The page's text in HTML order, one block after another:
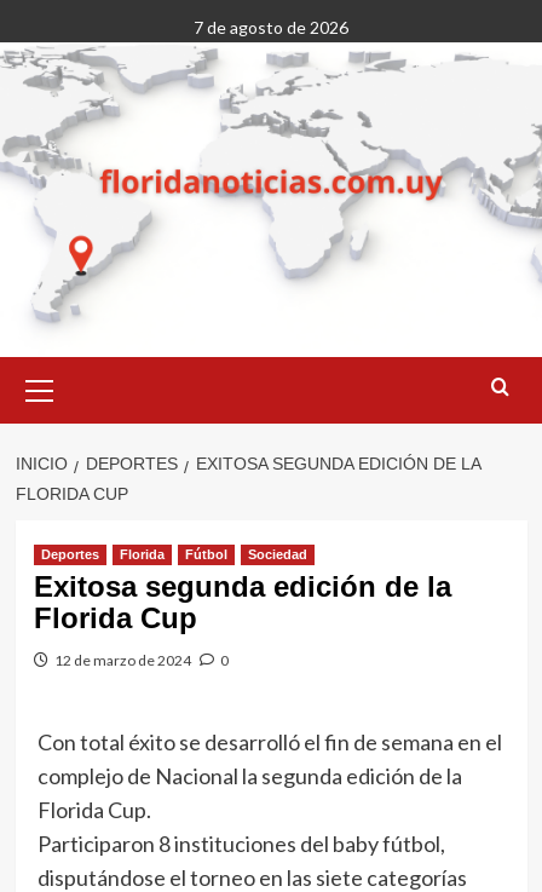
al
contenido
7 de agosto de 2026
primario
INICIO DEPORTES
EXITOSA SEGUNDA EDICIÓN DE LA
FLORIDA CUP
Deportes Florida Fútbol Sociedad
Exitosa segunda edición de la
Florida Cup
12 de marzo de 2024 0
Con total éxito se desarrolló el fin de semana en el
complejo de Nacional la segunda edición de la
Florida Cup.
Participaron 8 instituciones del baby fútbol,
disputándose el torneo en las siete categorías